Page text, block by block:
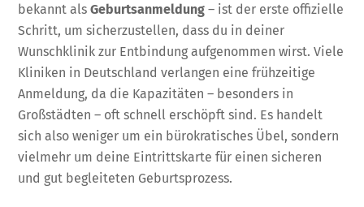
bekannt alsGeburtsanmeldung – ist der erste offizielle
Schritt, um sicherzustellen, dass du in deiner
Wunschklinik zur Entbindung aufgenommen wirst. Viele
Kliniken in Deutschland verlangen eine frühzeitige
Anmeldung, da die Kapazitäten – besonders in
Großstädten – oft schnell erschöpft sind. Es handelt
sich also weniger um ein bürokratisches Übel, sondern
vielmehr um deine Eintrittskarte für einen sicheren
und gut begleiteten Geburtsprozess.